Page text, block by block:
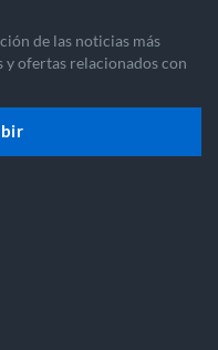
de las noticias más
y ofertas relacionados con